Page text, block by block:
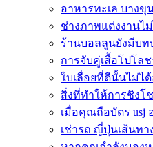
อาหารทะเล บางขุ
ช่างภาพแต่งงานไ
ร้านบอลลูนยังมีบ
การจับคู่เสื้อโปโล
ใบเลื่อยที่ดีนั้นไม่ไ
สิ่งที่ทำให้การชิงโ
เมื่อคุณถือบัตร usj
เช่ารถ ญี่ปุ่นเส้นท